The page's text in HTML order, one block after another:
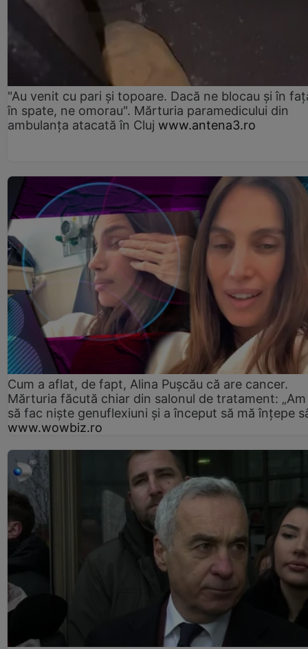
"Au venit cu pari și topoare. Dacă ne blocau şi în
în spate, ne omorau". Mărturia paramedicului din
ambulanţa atacată în Cluj www.antena3.ro
Cum a aflat, de fapt, Alina Pușcău că are cancer.
Mărturia făcută chiar din salonul de tratament:
să fac niște genuflexiuni și a început să mă înțepe
www.wowbiz.ro